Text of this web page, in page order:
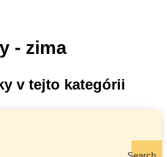
- zima
v tejto kategórii